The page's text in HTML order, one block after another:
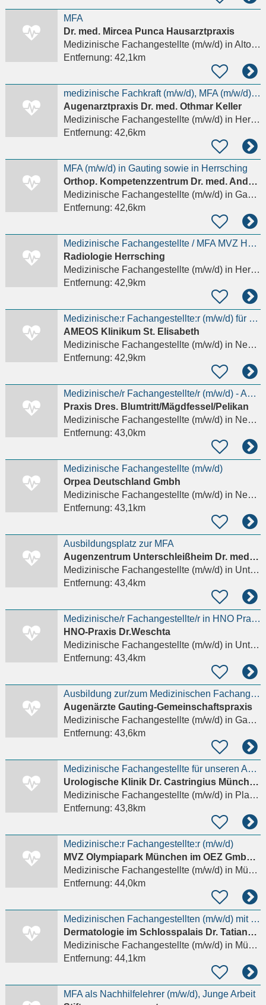
MFA
Dr. med. Mircea Punca Hausarztpraxis
Medizinische Fachangestellte (m/w/d)in Altomünster
Entfernung: 42,1km
medizinische Fachkraft (m/w/d), MFA (m/w/d), Optiker (m/w/d),
Augenarztpraxis Dr. med. Othmar Keller
Medizinische Fachangestellte (m/w/d)in Herrsching am Ammersee
Entfernung: 42,6km
MFA (m/w/d) in Gauting sowie in Herrsching
Orthop. Kompetenzzentrum Dr. med. Andreas Graeb & Kollegen
Medizinische Fachangestellte (m/w/d)in Gauting
Entfernung: 42,6km
Medizinische Fachangestellte / MFA MVZ Herrsching (m/w/d)
Radiologie Herrsching
Medizinische Fachangestellte (m/w/d)in Herrsching am Ammersee
Entfernung: 42,9km
Medizinische:r Fachangestellte:r (m/w/d) für das MVZ - Gestalten Sie mit uns die Zukunft!
AMEOS Klinikum St. Elisabeth
Medizinische Fachangestellte (m/w/d)in Neuburg an der Donau
Entfernung: 42,9km
Medizinische/r Fachangestellte/r (m/w/d) - Ausbildung 2027 - Praktikum möglich
Praxis Dres. Blumtritt/Mägdfessel/Pelikan
Medizinische Fachangestellte (m/w/d)in Neuburg an der Donau
Entfernung: 43,0km
Medizinische Fachangestellte (m/w/d)
Orpea Deutschland Gmbh
Medizinische Fachangestellte (m/w/d)in Neuburg an der Donau
Entfernung: 43,1km
Ausbildungsplatz zur MFA
Augenzentrum Unterschleißheim Dr. med. Elmar Fischer, Dr. med. Florian Gerlach
Medizinische Fachangestellte (m/w/d)in Unterschleißheim, Lohhof
Entfernung: 43,4km
Medizinische/r Fachangestellte/r in HNO Praxis
HNO-Praxis Dr.Weschta
Medizinische Fachangestellte (m/w/d)in Unterschleißheim, Lohhof
Entfernung: 43,4km
Ausbildung zur/zum Medizinischen Fachangestellten m/w/d
Augenärzte Gauting-Gemeinschaftspraxis
Medizinische Fachangestellte (m/w/d)in Gauting
Entfernung: 43,6km
Medizinische Fachangestellte für unseren Ambulanz-Empfang (w/m/d)
Urologische Klinik Dr. Castringius München Planegg
Medizinische Fachangestellte (m/w/d)in Planegg, Martinsried
Entfernung: 43,8km
Medizinische:r Fachangestellte:r (m/w/d)
MVZ Olympiapark München im OEZ GmbH, vertreten durch: Dr. med. Ramin W. Djamali-Leonhard, Dr. med.
Medizinische Fachangestellte (m/w/d)in München, Moosach
Entfernung: 44,0km
Medizinischen Fachangestellten (m/w/d) mit abgeschlossener Ausbildung
Dermatologie im Schlosspalais Dr. Tatiana von Bayern
Medizinische Fachangestellte (m/w/d)in München, Moosach
Entfernung: 44,1km
MFA als Nachhilfelehrer (m/w/d), Junge Arbeit